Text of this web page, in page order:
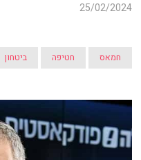
25/02/2024
חמאס חטיפה ביטחון